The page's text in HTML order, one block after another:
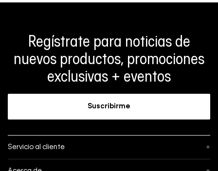
Regístrate para noticias de
nuevos productos, promociones
exclusivas + eventos
Suscribirme
Servicio al cliente +